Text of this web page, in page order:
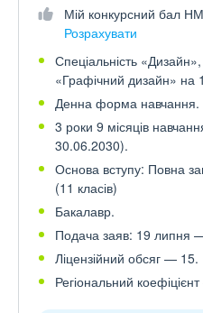
Мій конкурсний бал
Розрахувати
Спеціальність «Дизайн»,
«Графічний дизайн» на
Денна форма навчання.
3 роки 9 місяців
30.06.2030).
Основа вступу: Повна
(11 класів)
Бакалавр.
Подача заяв: 19 липня
Ліцензійний обсяг — 15.
Регіональний